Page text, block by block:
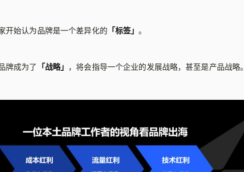
开始认为品牌是一个差异化的 「标签」。
牌成为了 「战略」 ，将会指导一个企业的发展战略，甚至是产品战略。